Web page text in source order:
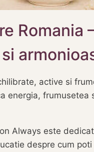
Romania
active si
energia,
Always este
despre cum